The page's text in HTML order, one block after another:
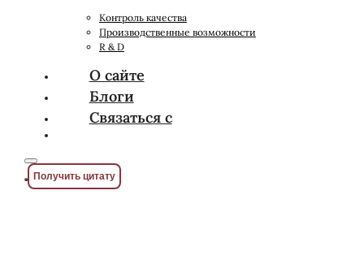
Контроль качества
Производственные возможности
R & D
О сайте
Блоги
Связаться с
Получить цитату